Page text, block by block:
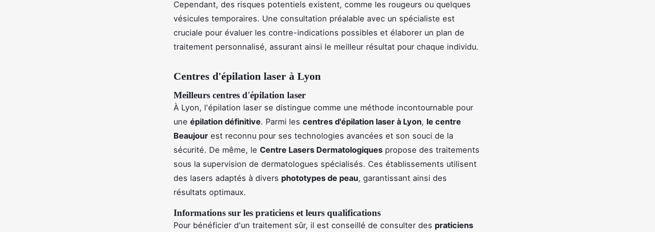
Cependant, des risques potentiels existent, comme les rougeurs ou quelques
vésicules temporaires. Une consultation préalable avec un spécialiste est
cruciale pour évaluer les contre-indications possibles et élaborer un plan de
traitement personnalisé, assurant ainsi le meilleur résultat pour chaque individu.
Centres d'épilation laser à Lyon
Meilleurs centres d'épilation laser
À Lyon, l'épilation laser se distingue comme une méthode incontournable pour
une épilation définitive. Parmi les centres d'épilation laser à Lyon, le centre
Beaujour est reconnu pour ses technologies avancées et son souci de la
sécurité. De même, le Centre Lasers Dermatologiques propose des traitements
sous la supervision de dermatologues spécialisés. Ces établissements utilisent
des lasers adaptés à divers phototypes de peau, garantissant ainsi des
résultats optimaux.
Informations sur les praticiens et leurs qualifications
Pour bénéficier d'un traitement sûr, il est conseillé de consulter des praticiens